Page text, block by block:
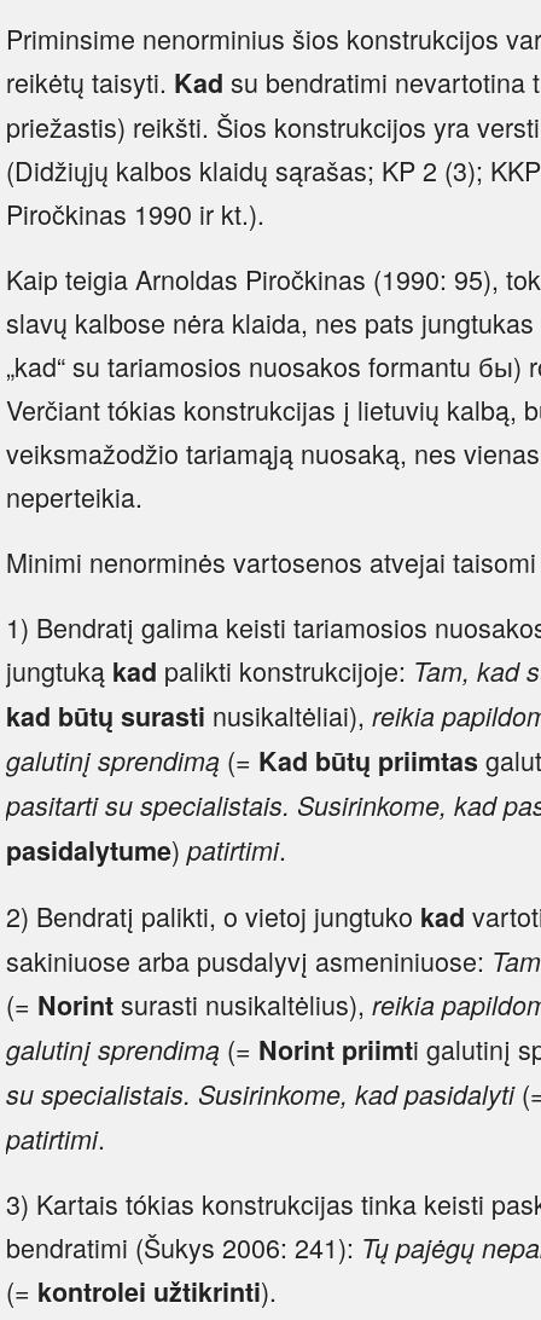
Priminsime nenorminius šios konstrukcijos
reikėtų taisyti. Kad su bendratimi nevartotina
priežastis) reikšti. Šios konstrukcijos yra
(Didžiųjų kalbos klaidų sąrašas; KP 2 (3);
Piročkinas 1990 ir kt.).
Kaip teigia Arnoldas Piročkinas (1990: 95),
slavų kalbose nėra klaida, nes pats
„kad“ su tariamosios nuosakos formantu бы)
Verčiant tókias konstrukcijas į lietuvių kalbą,
veiksmažodžio tariamąją nuosaką, nes
neperteikia.
Minimi nenorminės vartosenos atvejai
1) Bendratį galima keisti tariamosios
jungtuką kad palikti konstrukcijoje: Tam, kad
kad būtų surasti nusikaltėliai), reikia
galutinį sprendimą (= Kad būtų priimtas
pasitarti su specialistais. Susirinkome, kad
pasidalytume) patirtimi.
2) Bendratį palikti, o vietoj jungtuko kad
sakiniuose arba pusdalyvį asmeniniuose:
(= Norintsurasti nusikaltėlius), reikia
galutinį sprendimą (= Norint priimti galutinį
su specialistais. Susirinkome, kad pasidalyti
patirtimi.
3) Kartais tókias konstrukcijas tinka keisti
bendratimi (Šukys 2006: 241): Tų pajėgų
(= kontrolei užtikrinti).